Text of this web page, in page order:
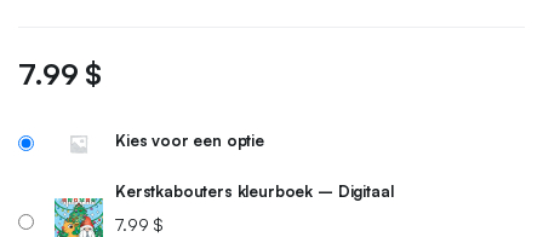
7.99 $
Kies voor een optie
Kerstkabouters kleurboek – Digitaal
7.99 $